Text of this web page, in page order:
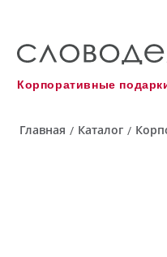
Корпоративные
Главная / Каталог /